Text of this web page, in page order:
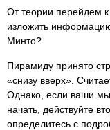
От теории перейдем к
изложить
Минто?
Пирамиду принято
«снизу вверх».
Однако, если ваши
начать, действуйте
определитесь с